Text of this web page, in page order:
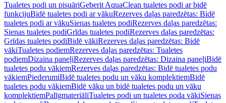
Tualetes podi un pisuāriGeberit AquaClean tualetes podi ar bidē
funkcijuBidē tualetes podi ar vākuRezerves daļas paredzētas: Bidē
tualetes podi ar vākuSienas tualetes podiRezerves daļas paredzētas:
Sienas tualetes podiGrīdas tualetes podiRezerves daļas paredzētas:
Grīdas tualetes podiBidē vākiRezerves daļas paredzētas: Bidē
vākiTualetes podiemRezerves daļas paredzētas: Tualetes
podiemDizaina paneļiRezerves daļas paredzētas: Dizaina paneļiBidē
tualetes podu vākiemRezerves daļas paredzētas: Bidē tualetes podu
vākiemPiederumiBidē tualetes podu un vāku komplektiemBidē
tualetes podu vākiemBidē vāku un bidē tualetes podu un vāku
komplektiemPalīgmateriāliTualetes podi un tualetes poda vākiSienas